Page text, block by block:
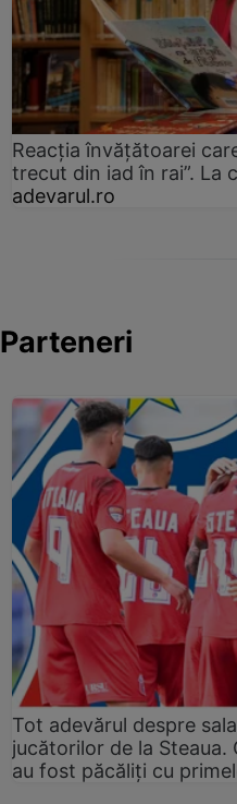
Reacția învățătoarei
trecut din iad în rai”. La
adevarul.ro
Parteneri
Tot adevărul despre
jucătorilor de la Steaua.
au fost păcăliți cu